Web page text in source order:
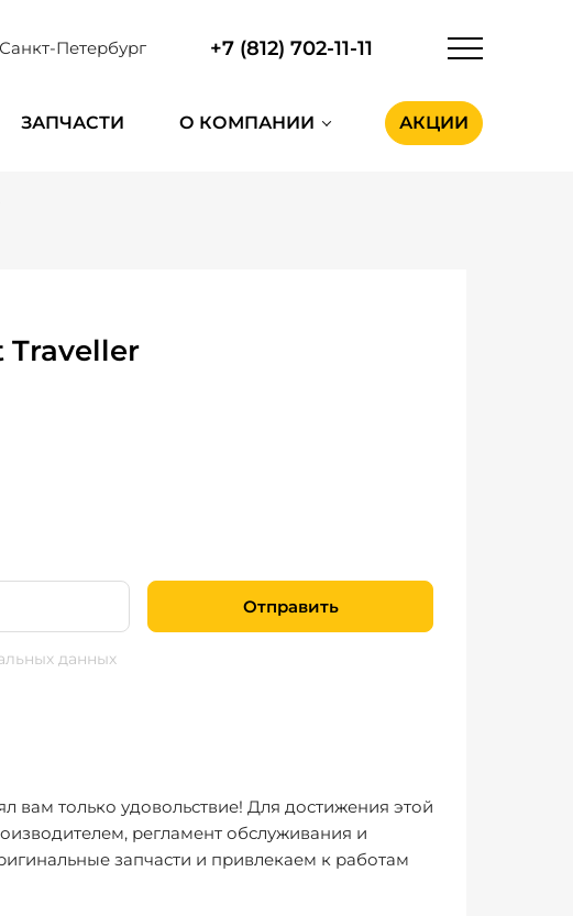
Санкт-Петербург +7 (812) 702-11-11
ЗАПЧАСТИ О КОМПАНИИ АКЦИИ
Traveller
Отправить
данных
вам только удовольствие! Для достижения этой
регламент обслуживания и
запчасти и привлекаем к работам